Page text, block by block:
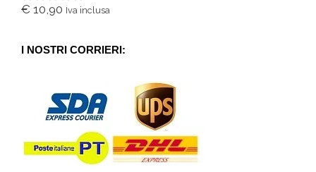
0
5
€ 10,90 Iva inclusa
I NOSTRI CORRIERI: